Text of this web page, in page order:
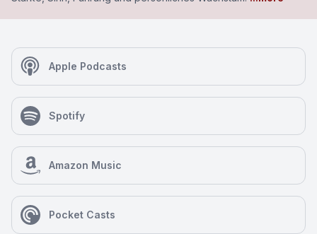
Apple Podcasts
Spotify
Amazon Music
Pocket Casts